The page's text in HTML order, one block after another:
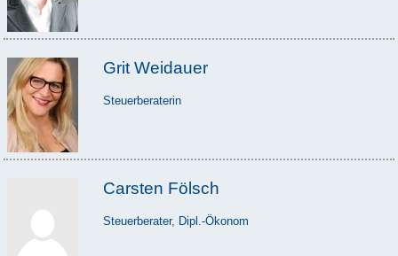
Grit Weidauer
Steuerberaterin
Carsten Fölsch
Steuerberater, Dipl.-Ökonom